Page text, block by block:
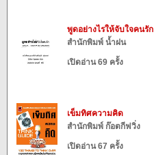
พูดอย่างไรให้จับใจคนรัก
สำนักพิมพ์ น้ำฝน
เปิดอ่าน 69 ครั้ง
เข็มทิศความคิด
สำนักพิมพ์ ก๊อตกีฟวิ่ง
เปิดอ่าน 67 ครั้ง